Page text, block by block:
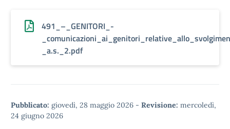
491_–_GENITORI_-
_a.s._2.pdf
Pubblicato: giovedì, 28 maggio 2026 - Revisione: mercoledì,
24 giugno 2026